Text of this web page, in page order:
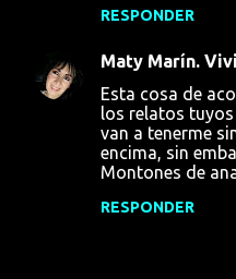
RESPONDER
Maty Marín.
Esta cosa de
los relatos tuyos
van a tenerme
encima, sin
Montones de
RESPONDER